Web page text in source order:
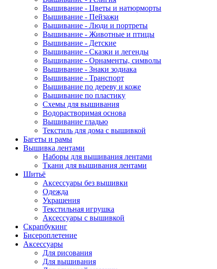
Вышивание - Цветы и натюрморты
Вышивание - Пейзажи
Вышивание - Люди и портреты
Вышивание - Животные и птицы
Вышивание - Детские
Вышивание - Сказки и легенды
Вышивание - Орнаменты, символы
Вышивание - Знаки зодиака
Вышивание - Транспорт
Вышивание по дереву и коже
Вышивание по пластику
Схемы для вышивания
Водорастворимая основа
Вышивание гладью
Текстиль для дома с вышивкой
Багеты и рамы
Вышивка лентами
Наборы для вышивания лентами
Ткани для вышивания лентами
Шитьё
Аксессуары без вышивки
Одежда
Украшения
Текстильная игрушка
Аксессуары с вышивкой
Скрапбукинг
Бисероплетение
Аксессуары
Для рисования
Для вышивания